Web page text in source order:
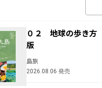
０２ 地球の歩き
版
島旅
2026.08.06 発売